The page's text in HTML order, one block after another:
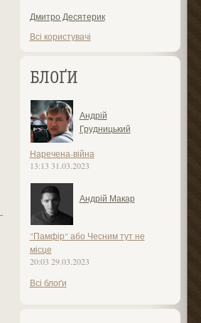
Дмитро Десятерик
Всі користувачі
БЛОҐИ
Андрій
Грудницький
Наречена-війна
13:13 31.03.2023
Андрій Макар
"Памфір" або Чесним тут не
місце
20:03 29.03.2023
Всі блоґи